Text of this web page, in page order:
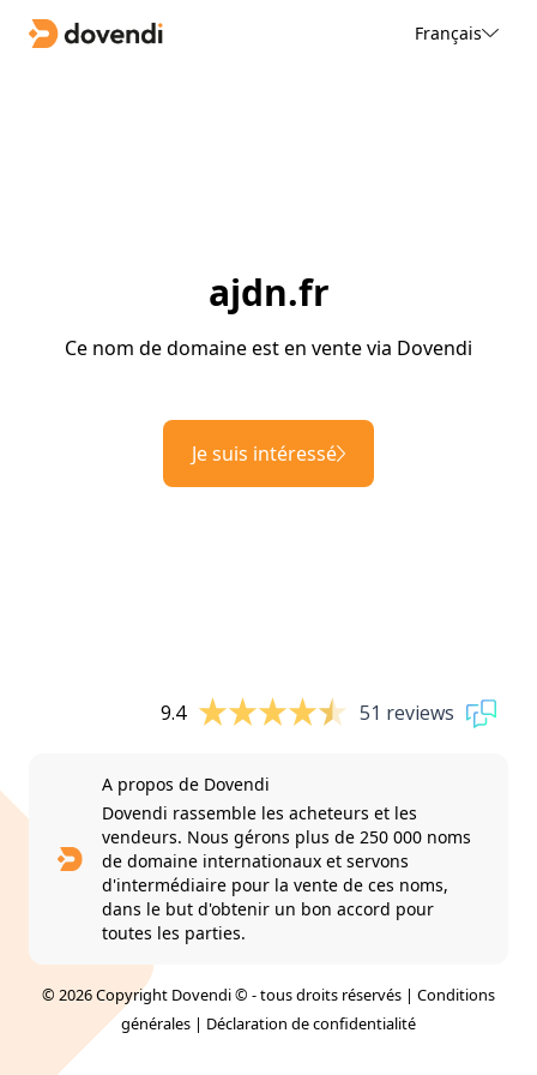
Français
ajdn.fr
Ce nom de domaine est en vente via Dovendi
Je suis intéressé
9.4 51 reviews
A propos de Dovendi
Dovendi rassemble les acheteurs et les
vendeurs. Nous gérons plus de 250 000 noms
de domaine internationaux et servons
d'intermédiaire pour la vente de ces noms,
dans le but d'obtenir un bon accord pour
toutes les parties.
© 2026 Copyright Dovendi © - tous droits réservés | Conditions
générales | Déclaration de confidentialité